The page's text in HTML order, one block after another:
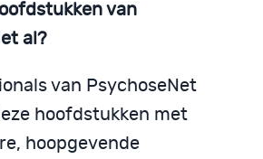
van
al?
van PsychoseNet
hoofdstukken met
hoopgevende